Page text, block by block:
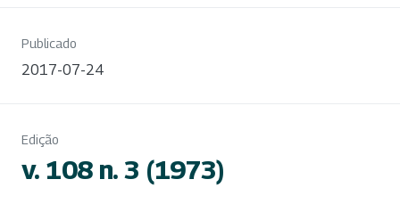
Publicado
2017-07-24
Edição
v. 108 n. 3 (1973)